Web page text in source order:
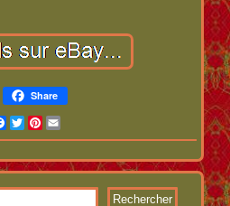
Share
Facebook
TwitterPinterest